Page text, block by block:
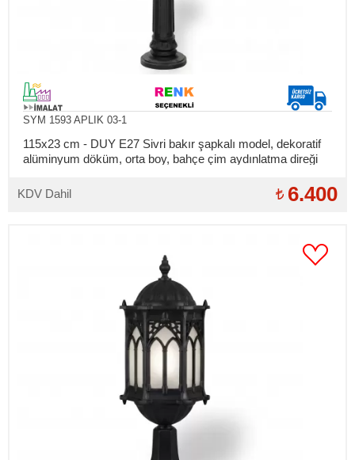
SYM 1593 APLIK 03-1
115x23 cm - DUY E27 Sivri bakır şapkalı model, dekoratif
alüminyum döküm, orta boy, bahçe çim aydınlatma direği
KDV Dahil 6.400